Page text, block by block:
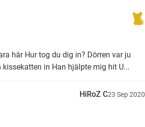
här Hur tog du dig in? Dörren var ju
in Han hjälpte mig hit U...
HiRoZ C23 Sep2020